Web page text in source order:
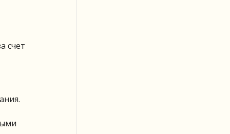
счет